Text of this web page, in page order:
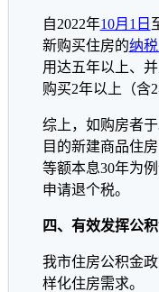
自2022年10月1日
新购买住房的纳
用达五年以上、
购买2年以上（含
综上，如购房者
目的新建商品住
等额本息30年为
申请退个税。
四、有效发挥公
我市住房公积金
样化住房需求。